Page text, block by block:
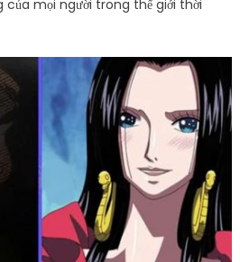
mọi người trong thế giới thời